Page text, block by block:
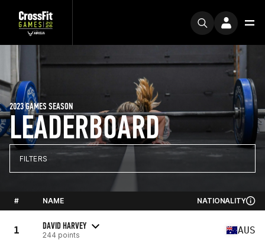
LEADERBOARD
2023 GAMES SEASON
FILTERS
# NAME NATIONALITY
1 DAVID HARVEY
244 points AUS